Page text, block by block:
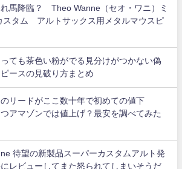
馬降臨？ Theo Wanne（セオ・ワニ）ミ
スタム アルトサックス用メタルマウスピ
ても茶色い粉がでる見分けがつかない偽
ースの見破り方まとめ
リードがここ数十年で初めての値下
アマゾンでは値上げ？最安を調べてみた
待望の新製品スーパーカスタムアルト発
レビューしてまた怒られてしまいそうだ